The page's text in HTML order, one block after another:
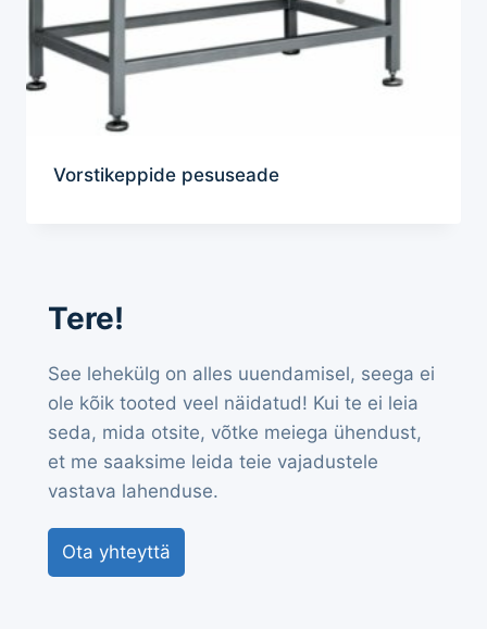
Vorstikeppide pesuseade
Tere!
See lehekülg on alles uuendamisel, seega ei
ole kõik tooted veel näidatud! Kui te ei leia
seda, mida otsite, võtke meiega ühendust,
et me saaksime leida teie vajadustele
vastava lahenduse.
Ota yhteyttä